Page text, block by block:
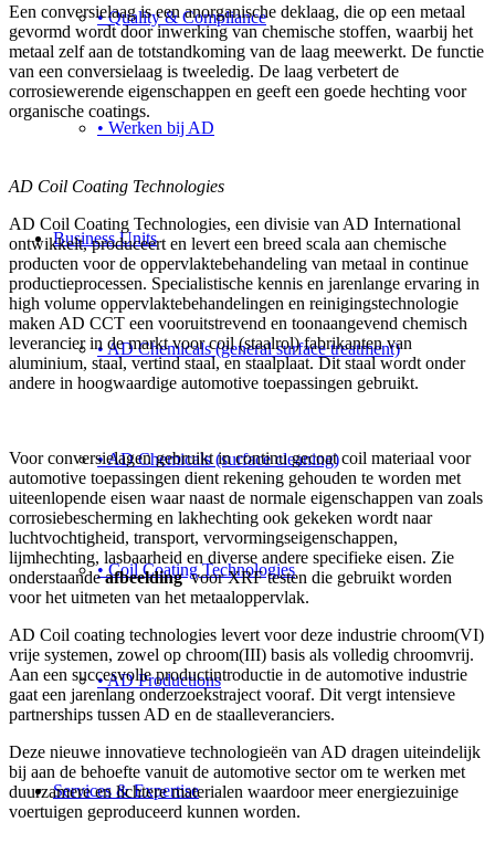
• Quality & Compliance
• Werken bij AD
Business Units
• AD Chemicals (general surface treatment)
• AD Chemicals (surface cleaning)
• Coil Coating Technologies
• AD Productions
Services & Expertise
Een conversielaag is een anorganische deklaag, die op een metaal
gevormd wordt door inwerking van chemische stoffen, waarbij het
metaal zelf aan de totstandkoming van de laag meewerkt. De functie
van een conversielaag is tweeledig. De laag verbetert de
corrosiewerende eigenschappen en geeft een goede hechting voor
organische coatings.
AD Coil Coating Technologies
AD Coil Coating Technologies, een divisie van AD International
ontwikkelt, produceert en levert een breed scala aan chemische
producten voor de oppervlaktebehandeling van metaal in continue
productieprocessen. Specialistische kennis en jarenlange ervaring in
high volume oppervlaktebehandelingen en reinigingstechnologie
maken AD CCT een vooruitstrevend en toonaangevend chemisch
leverancier in de markt voor coil (staalrol) fabrikanten van
aluminium, staal, vertind staal, en staalplaat. Dit staal wordt onder
andere in hoogwaardige automotive toepassingen gebruikt.
Voor conversielagen gebruikt in continu gecoat coil materiaal voor
automotive toepassingen dient rekening gehouden te worden met
uiteenlopende eisen waar naast de normale eigenschappen van zoals
corrosiebescherming en lakhechting ook gekeken wordt naar
luchtvochtigheid, transport, vervormingseigenschappen,
lijmhechting, lasbaarheid en diverse andere specifieke eisen. Zie
onderstaandeafbeeldingvoor XRF testen die gebruikt worden
voor het uitmeten van het metaaloppervlak.
AD Coil coating technologies levert voor deze industrie chroom(VI)
vrije systemen, zowel op chroom(III) basis als volledig chroomvrij.
Aan een succesvolle productintroductie in de automotive industrie
gaat een jarenlang onderzoekstraject vooraf. Dit vergt intensieve
partnerships tussen AD en de staalleveranciers.
Deze nieuwe innovatieve technologieën van AD dragen uiteindelijk
bij aan de behoefte vanuit de automotive sector om te werken met
duurzamere en lichtere materialen waardoor meer energiezuinige
voertuigen geproduceerd kunnen worden.